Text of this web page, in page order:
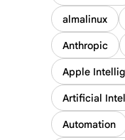
almalinux
Anthropic
Apple
Artificial
Automation